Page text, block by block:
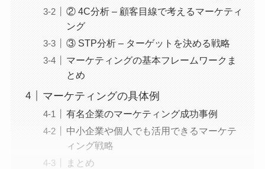
② 4C分析 – 顧客目線で考えるマーケティ
ング
③ STP分析 – ターゲットを決める戦略
マーケティングの基本フレームワークま
とめ
マーケティングの具体例
有名企業のマーケティング成功事例
中小企業や個人でも活用できるマーケテ
ィング戦略
まとめ